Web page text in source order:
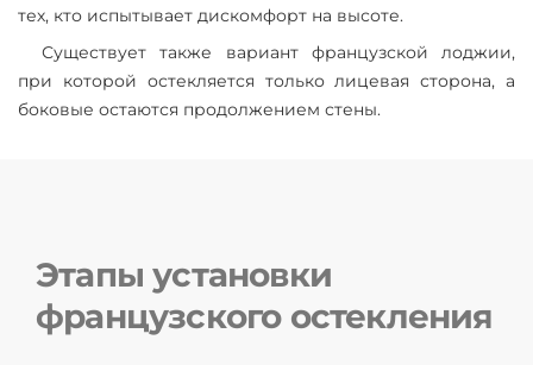
тех, кто испытывает дискомфорт на высоте.
Существует также вариант французской лоджии,
при которой остекляется только лицевая сторона, а
боковые остаются продолжением стены.
Этапы установки
французского остекления